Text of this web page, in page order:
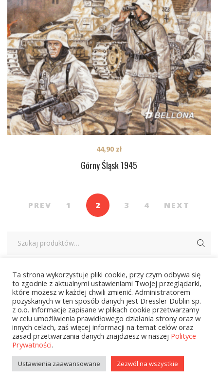
Górny Śląsk 1945
44,90 zł
PREV 1 2 3 4 NEXT
Kategorie
zobacz wszystkie
Kolekcje Biedronka
Kolekcje Biedronka - 16.02.2026
Ta strona wykorzystuje pliki cookie, przy czym odbywa się
to zgodnie z aktualnymi ustawieniami Twojej przeglądarki,
które możesz w każdej chwili zmienić. Administratorem
pozyskanych w ten sposób danych jest Dressler Dublin sp.
z o.o. Informacje zapisane w plikach cookie przetwarzamy
w celu umożliwienia prawidłowego działania strony oraz w
innych celach, zaś więcej informacji na temat celów oraz
zasad przetwarzania danych znajdziesz w naszej Polityce
Prywatności.
Ustawienia zaawansowane Zezwól na wszystkie